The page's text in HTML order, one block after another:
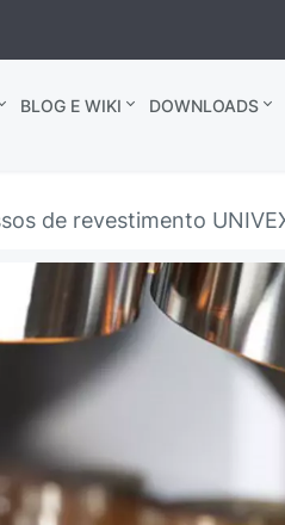
BLOG E WIKI
DOWNLOADS
de revestimento